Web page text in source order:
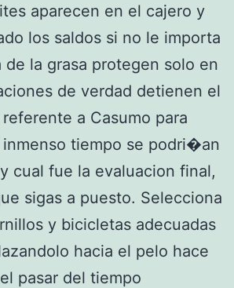
aparecen en el cajero y
los saldos si no le importa
de la grasa protegen solo en
de verdad detienen el
a Casumo para
tiempo se podri�an
cual fue la evaluacion final,
sigas a puesto. Selecciona
y bicicletas adecuadas
hacia el pelo hace
pasar del tiempo